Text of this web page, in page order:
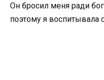
Он бросил меня ради
поэтому я воспитывала